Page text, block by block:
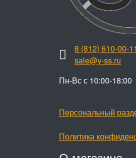
8 (812) 610-00-11
sale@y-ss.ru
Пн-Вс с 10:00-18:00
Персональный
Политика